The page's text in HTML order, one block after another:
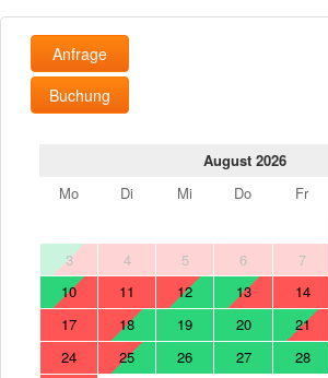
Anfrage
Buchung
August 2026
Mo
Di Mi Do Fr
3
4 5 6 7
10
11 12 13 14
17
18 19 20 21
24
25 26 27 28